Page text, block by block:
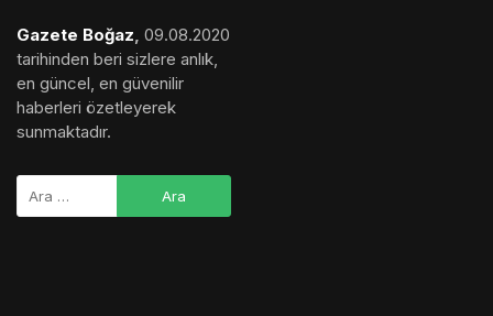
Gazete Boğaz, 09.08.2020
tarihinden beri sizlere anlık,
en güncel, en güvenilir
haberleri özetleyerek
sunmaktadır.